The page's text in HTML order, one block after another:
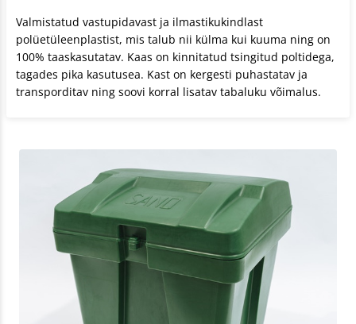
Valmistatud vastupidavast ja ilmastikukindlast
polüetüleenplastist, mis talub nii külma kui kuuma ning on
100% taaskasutatav. Kaas on kinnitatud tsingitud poltidega,
tagades pika kasutusea. Kast on kergesti puhastatav ja
transporditav ning soovi korral lisatav tabaluku võimalus.